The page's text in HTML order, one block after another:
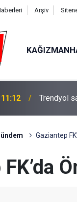
Arşiv
11:10 Taziye
Gaziantep